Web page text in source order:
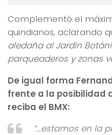
Complementó el
quindianos, aclarando
aledaña al Jardín
parqueaderos y zonas
De igual forma
frente a la posibilidad
reciba el BMX:
“…estamos en la